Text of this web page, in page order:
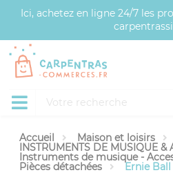
Ici, achetez en ligne 24/7 les
Accueil Maison et loisirs
INSTRUMENTS DE MUSIQUE &
Instruments de musique -
Pièces détachées Ernie Ball
Panneau de gestion des cookies